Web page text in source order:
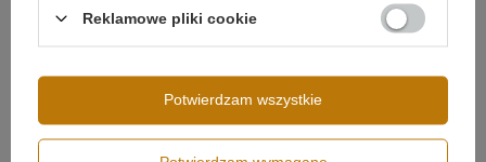
Reklamowe pliki cookie
Potwierdzam wszystkie